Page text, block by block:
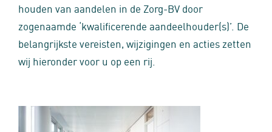
houden van aandelen in de Zorg-BV door
zogenaamde ‘kwalificerende aandeelhouder(s)’. De
belangrijkste vereisten, wijzigingen en acties zetten
wij hieronder voor u op een rij.